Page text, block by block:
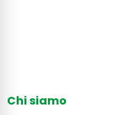
Chi siamo